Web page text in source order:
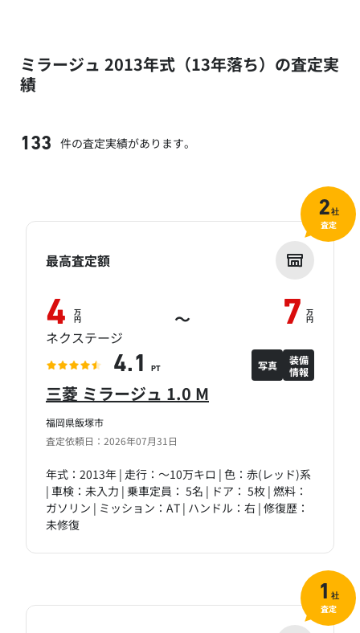
ミラージュ 2013年式（13年落ち）の査定実
績
133 件の査定実績があります。
福岡県飯塚市
査定依頼日：2026年07月31日
三菱 ミラージュ 1.0 M
年式：2013年 | 走行：～10万キロ | 色：赤(レッド)系
| 車検：未入力 | 乗車定員： 5名 | ドア： 5枚 | 燃料：
ガソリン | ミッション：AT | ハンドル：右 | 修復歴：
未修復
最高査定額
4 万
円 ～ 7 万
円
ネクステージ
4.1 PT 写真
装備
情報
2社
査定
1 社
査定